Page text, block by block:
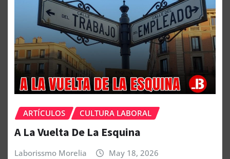
ARTÍCULOS CULTURA LABORAL
A La Vuelta De La Esquina
Laborissmo Morelia May 18, 2026